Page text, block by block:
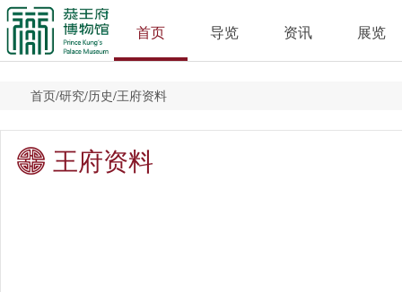
首页 导览 资讯 展览
首页/研究/历史/王府资料
王府资料